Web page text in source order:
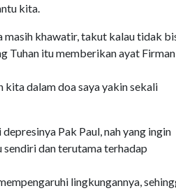
kita.
masih khawatir, takut kalau tidak
Tuhan itu memberikan ayat Firman
dalam doa saya yakin sekali
Pak Paul, nah yang ingin
dan terutama terhadap
lingkungannya,